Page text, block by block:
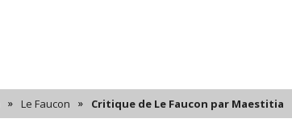
» Le Faucon » Critique de Le Faucon par Maestitia